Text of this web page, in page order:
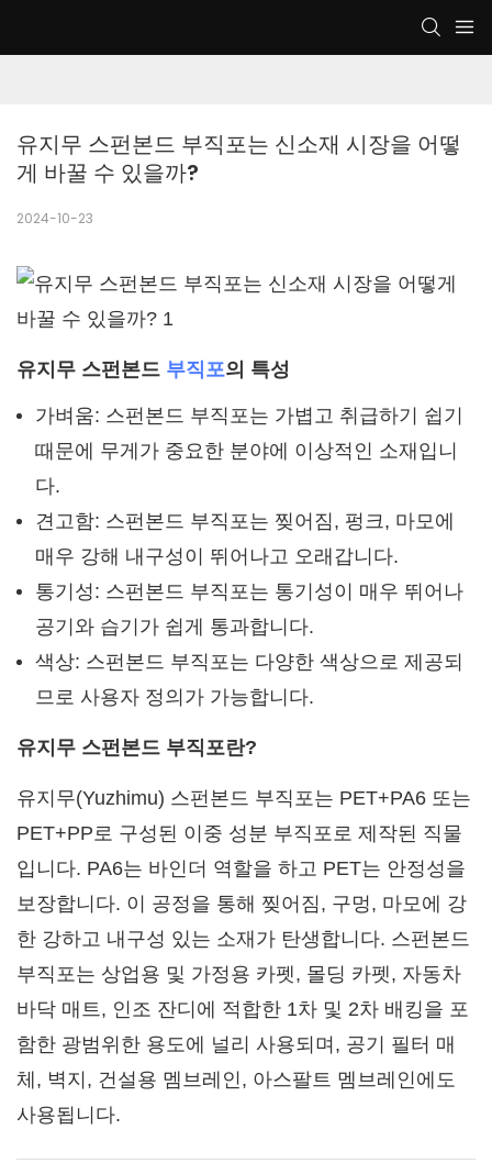
유지무 스펀본드 부직포는 신소재 시장을 어떻
게 바꿀 수 있을까?
2024-10-23
유지무 스펀본드 부직포의 특성
가벼움: 스펀본드 부직포는 가볍고 취급하기 쉽기
때문에 무게가 중요한 분야에 이상적인 소재입니
다.
견고함: 스펀본드 부직포는 찢어짐, 펑크, 마모에
매우 강해 내구성이 뛰어나고 오래갑니다.
통기성: 스펀본드 부직포는 통기성이 매우 뛰어나
공기와 습기가 쉽게 통과합니다.
색상: 스펀본드 부직포는 다양한 색상으로 제공되
므로 사용자 정의가 가능합니다.
유지무 스펀본드 부직포란?
유지무(Yuzhimu) 스펀본드 부직포는 PET+PA6 또는
PET+PP로 구성된 이중 성분 부직포로 제작된 직물
입니다. PA6는 바인더 역할을 하고 PET는 안정성을
보장합니다. 이 공정을 통해 찢어짐, 구멍, 마모에 강
한 강하고 내구성 있는 소재가 탄생합니다. 스펀본드
부직포는 상업용 및 가정용 카펫, 몰딩 카펫, 자동차
바닥 매트, 인조 잔디에 적합한 1차 및 2차 배킹을 포
함한 광범위한 용도에 널리 사용되며, 공기 필터 매
체, 벽지, 건설용 멤브레인, 아스팔트 멤브레인에도
사용됩니다.